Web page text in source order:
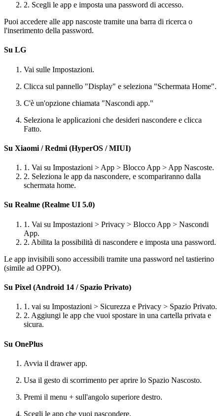
2. Scegli le app e imposta una password di accesso.
Puoi accedere alle app nascoste tramite una barra di ricerca o
l'inserimento della password.
Su LG
Vai sulle Impostazioni.
Clicca sul pannello "Display" e seleziona "Schermata Home".
C'è un'opzione chiamata "Nascondi app."
Seleziona le applicazioni che desideri nascondere e clicca
Fatto.
Su Xiaomi / Redmi (HyperOS / MIUI)
1. Vai su Impostazioni > App > Blocco App > App Nascoste.
2. Seleziona le app da nascondere, e scompariranno dalla
schermata home.
Su Realme (Realme UI 5.0)
1. Vai su Impostazioni > Privacy > Blocco App > Nascondi
App.
2. Abilita la possibilità di nascondere e imposta una password.
Le app invisibili sono accessibili tramite una password nel tastierino
(simile ad OPPO).
Su Pixel (Android 14 / Spazio Privato)
1. vai su Impostazioni > Sicurezza e Privacy > Spazio Privato.
2. Aggiungi le app che vuoi spostare in una cartella privata e
sicura.
Su OnePlus
Avvia il drawer app.
Usa il gesto di scorrimento per aprire lo Spazio Nascosto.
Premi il menu + sull'angolo superiore destro.
Scegli le app che vuoi nascondere.